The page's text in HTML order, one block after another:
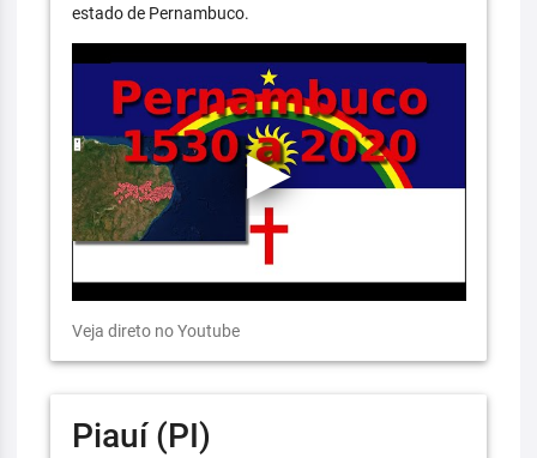
estado de Pernambuco.
Veja direto no Youtube
Piauí (PI)